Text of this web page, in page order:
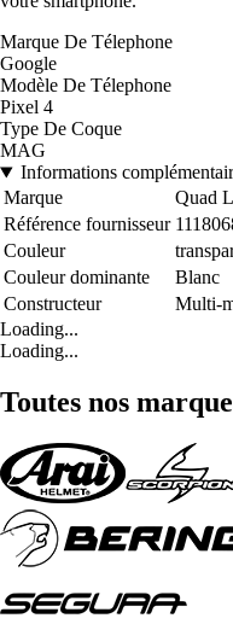
Marque De Télephone
Google
Modèle De Télephone
Pixel 4
Type De Coque
MAG
Informations
Marque
Quad
Référence fournisseur
Couleur
Couleur dominante
Blanc
Constructeur
Multi-
Loading...
Loading...
Toutes nos